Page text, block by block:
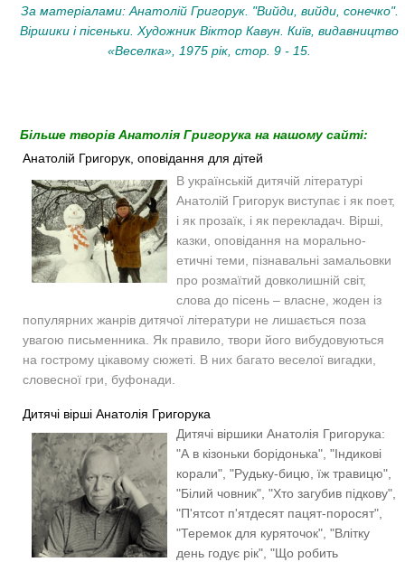
За матеріалами: Анатолій Григорук. "Вийди, вийди, сонечко".
Віршики і пісеньки. Художник Віктор Кавун. Київ, видавництво
«Веселка», 1975 рік, стор. 9 - 15.
Більше творів Анатолія Григорука на нашому сайті:
Анатолій Григорук, оповідання для дітей
В українській дитячій літературі
Анатолій Григорук виступає і як поет,
і як прозаїк, і як перекладач. Вірші,
казки, оповідання на морально-
етичні теми, пізнавальні замальовки
про розмаїтий довколишній світ,
слова до пісень – власне, жоден із
популярних жанрів дитячої літератури не лишається поза
увагою письменника. Як правило, твори його вибудовуються
на гострому цікавому сюжеті. В них багато веселої вигадки,
словесної гри, буфонади.
Дитячі вірші Анатолія Григорука
Дитячі віршики Анатолія Григорука:
"А в кізоньки борідонька", "Індикові
корали", "Рудьку-бицю, їж травицю",
"Білий човник", "Хто загубив підкову",
"П'ятсот п'ятдесят пацят-поросят",
"Теремок для куряточок", "Влітку
день годує рік", "Що робить